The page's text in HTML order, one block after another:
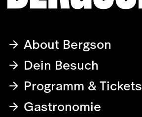
About Bergson
Dein Besuch
Programm & Tickets
Gastronomie